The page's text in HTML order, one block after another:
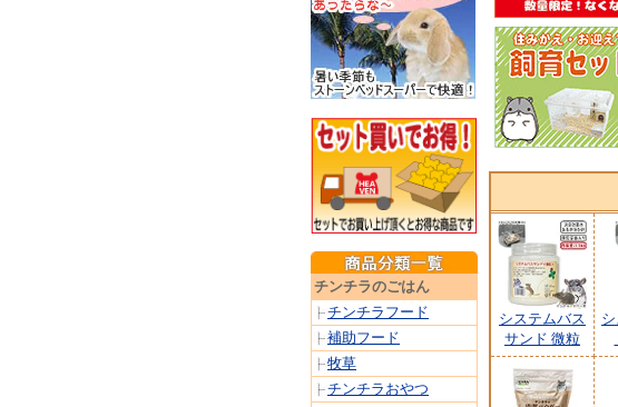
チンチラのごはん
チンチラフード
補助フード
牧草
チンチラおやつ
システムバス
サンド 微粒